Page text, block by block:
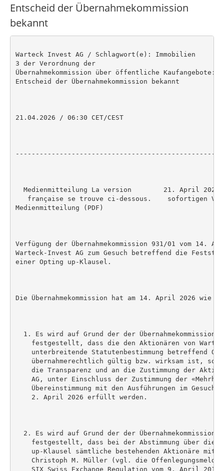
Entscheid der Übernahmekommission
bekannt
Warteck Invest AG / Schlagwort(e): Immobilien
3 der Verordnung der
Übernahmekommission über öffentliche Kaufangebote:
Entscheid der Übernahmekommission bekannt
21.04.2026 / 06:30 CET/CEST
Medienmitteilung La version        21. April
française se trouve ci-dessous.    sofortigen
Medienmitteilung (PDF)
Verfügung der Übernahmekommission 931/01 vom 14.
Warteck-Invest AG zum Gesuch betreffend die
einer Opting up-Klausel.
Die Übernahmekommission hat am 14. April 2026 wie
1. Es wird auf Grund der der Übernahmekommission
festgestellt, dass die den Aktionären von
unterbreitende Statutenbestimmung betreffend
übernahmerechtlich gültig bzw. wirksam ist,
die Transparenz und an die Zustimmung der
AG, unter Einschluss der Zustimmung der
Übereinstimmung mit den Ausführungen im Gesuch
    2. April 2026 erfüllt werden.
2. Es wird auf Grund der der Übernahmekommission
festgestellt, dass bei der Abstimmung über die
up-Klausel sämtliche bestehenden Aktionäre mit
Christoph M. Müller (vgl. die
SIX Swiss Exchange Regulation vom 9. April